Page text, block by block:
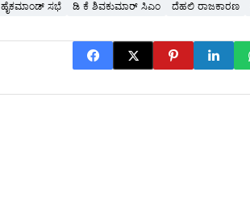
ಹೈಕಮಾಂಡ್ ಸಭೆ ಡಿ ಕೆ ಶಿವಕುಮಾರ್ ಸಿಎಂ ದೆಹಲಿ ರಾಜಕಾರಣ